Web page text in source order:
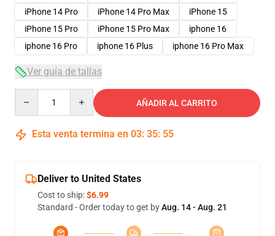
iPhone 14 Pro
iPhone 14 Pro Max
iPhone 15
iPhone 15 Pro
iPhone 15 Pro Max
iphone 16
iphone 16 Pro
iphone 16 Plus iphone 16 Pro Max
Ver guía de tallas
AÑADIR AL CARRITO
Esta venta termina en 03: 35: 54
Deliver to United States
Cost to ship:$6.99
Standard - Order today to get byAug. 14 - Aug. 21